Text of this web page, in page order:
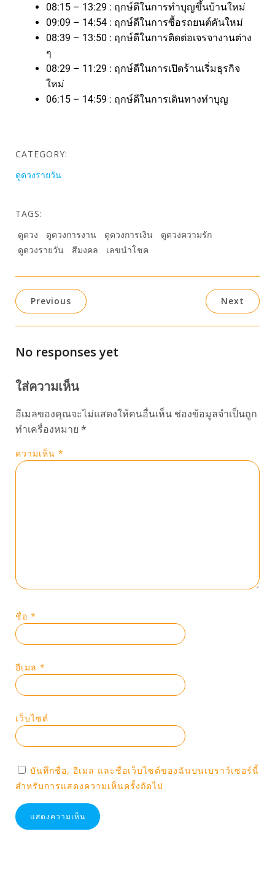
08:15 – 13:29 : ฤกษ์ดีในการทำบุญขึ้นบ้านใหม่
09:09 – 14:54 : ฤกษ์ดีในการซื้อรถยนต์คันใหม่
08:39 – 13:50 : ฤกษ์ดีในการติดต่อเจรจางานต่าง
ๆ
08:29 – 11:29 : ฤกษ์ดีในการเปิดร้านเริ่มธุรกิจ
ใหม่
06:15 – 14:59 : ฤกษ์ดีในการเดินทางทำบุญ
CATEGORY:
ดูดวงรายวัน
TAGS:
ดูดวง
ดูดวงการงาน ดูดวงการเงิน
ดูดวงความรัก
ดูดวงรายวัน
สีมงคล เลขนำโชค
Previous Next
No responses yet
ใส่ความเห็น
อีเมลของคุณจะไม่แสดงให้คนอื่นเห็น ช่องข้อมูลจำเป็นถูก
ทำเครื่องหมาย *
ความเห็น *
ชื่อ *
อีเมล *
เว็บไซต์
บันทึกชื่อ, อีเมล และชื่อเว็บไซต์ของฉันบนเบราว์เซอร์นี้
สำหรับการแสดงความเห็นครั้งถัดไป